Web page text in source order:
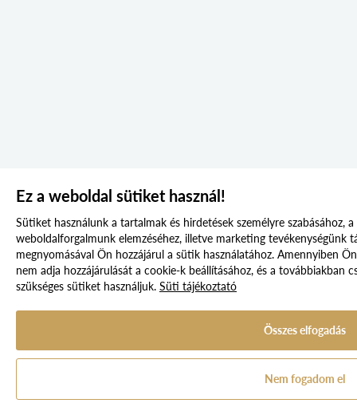
Ez a weboldal sütiket használ!
Sütiket használunk a tartalmak és hirdetések személyre szabásához,
weboldalforgalmunk elemzéséhez, illetve marketing tevékenységünk
megnyomásával Ön hozzájárul a sütik használatához. Amennyiben
nem adja hozzájárulását a cookie-k beállításához, és a továbbiakban
szükséges sütiket használjuk. Süti tájékoztató
Összes elfogadás
Nem fogadom el